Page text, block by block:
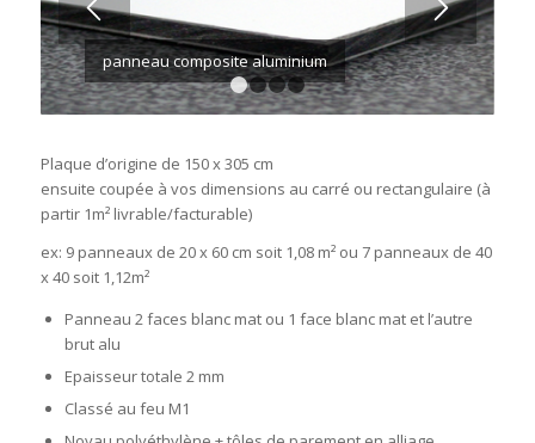
panneau composite aluminium
1 2 3 4
Plaque d’origine de 150 x 305 cm
ensuite coupée à vos dimensions au carré ou rectangulaire (à
partir 1m² livrable/facturable)
ex: 9 panneaux de 20 x 60 cm soit 1,08 m² ou 7 panneaux de 40
x 40 soit 1,12m²
Panneau 2 faces blanc mat ou 1 face blanc mat et l’autre
brut alu
Epaisseur totale 2 mm
Classé au feu M1